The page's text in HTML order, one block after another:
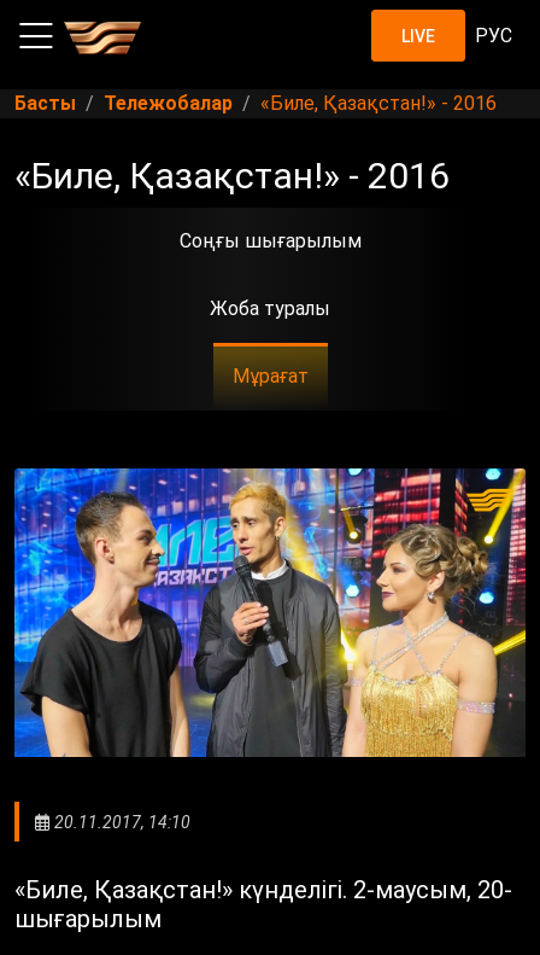
LIVE РУС
Басты Тележобалар «Биле, Қазақстан!» - 2016
«Биле, Қазақстан!» - 2016
Соңғы шығарылым
Жоба туралы
Мұрағат
20.11.2017, 14:10
«Биле, Қазақстан!» күнделігі. 2-маусым, 20-
шығарылым